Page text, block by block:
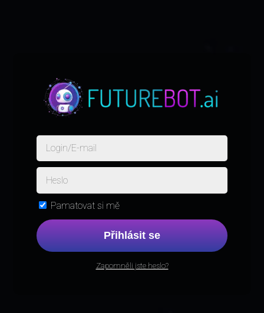
Pamatovat si mě
Přihlásit se
Zapomněli jste heslo?